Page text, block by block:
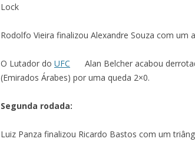
Lock
Rodolfo Vieira finalizou Alexandre Souza com um
O Lutador do UFC
Alan Belcher acabou
(Emirados Árabes) por uma queda 2×0.
Segunda rodada:
Luiz Panza finalizou Ricardo Bastos com um